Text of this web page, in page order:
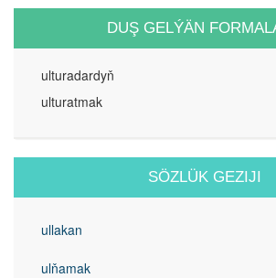
DUŞ GELÝÄN
ulturadardyň
ulturatmak
SÖZLÜK GEZIJI
ullakan
ulňamak